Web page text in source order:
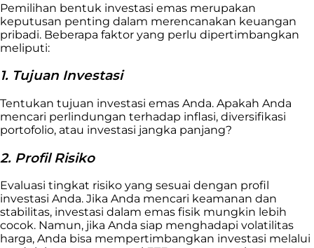
Pemilihan bentuk investasi emas merupakan
keputusan penting dalam merencanakan keuangan
pribadi. Beberapa faktor yang perlu dipertimbangkan
meliputi:
1. Tujuan Investasi
Tentukan tujuan investasi emas Anda. Apakah Anda
mencari perlindungan terhadap inflasi, diversifikasi
portofolio, atau investasi jangka panjang?
2. Profil Risiko
Evaluasi tingkat risiko yang sesuai dengan profil
investasi Anda. Jika Anda mencari keamanan dan
stabilitas, investasi dalam emas fisik mungkin lebih
cocok. Namun, jika Anda siap menghadapi volatilitas
harga, Anda bisa mempertimbangkan investasi melalui